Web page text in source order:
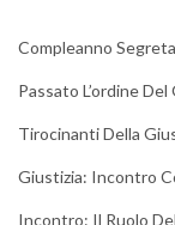
Compleanno
Passato L’ordine
Tirocinanti Della
Giustizia: Incontro
Incontro: Il Ruolo